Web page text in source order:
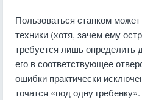
Пользоваться станком
техники (хотя, зачем ему
требуется лишь определить
его в соответствующее
ошибки практически
точатся «под одну